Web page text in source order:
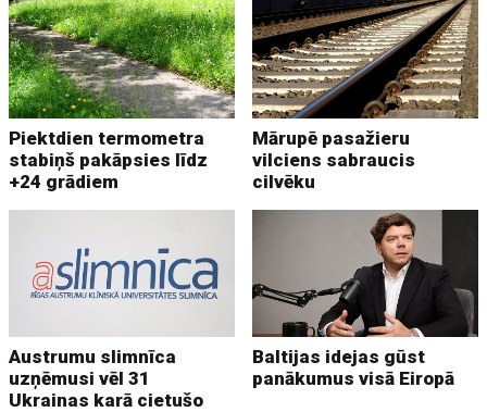
Piektdien termometra
stabiņš pakāpsies līdz
+24 grādiem
Mārupē pasažieru
vilciens sabraucis
cilvēku
Austrumu slimnīca
uzņēmusi vēl 31
Ukrainas karā cietušo
Baltijas idejas gūst
panākumus visā Eiropā